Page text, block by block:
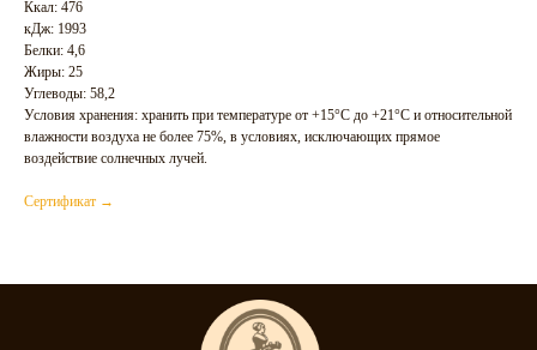
Ккал: 476
кДж: 1993
Белки: 4,6
Жиры: 25
Углеводы: 58,2
Условия хранения: хранить при температуре от +15°C до +21°C и относительной
влажности воздуха не более 75%, в условиях, исключающих прямое
воздействие солнечных лучей.
Сертификат →